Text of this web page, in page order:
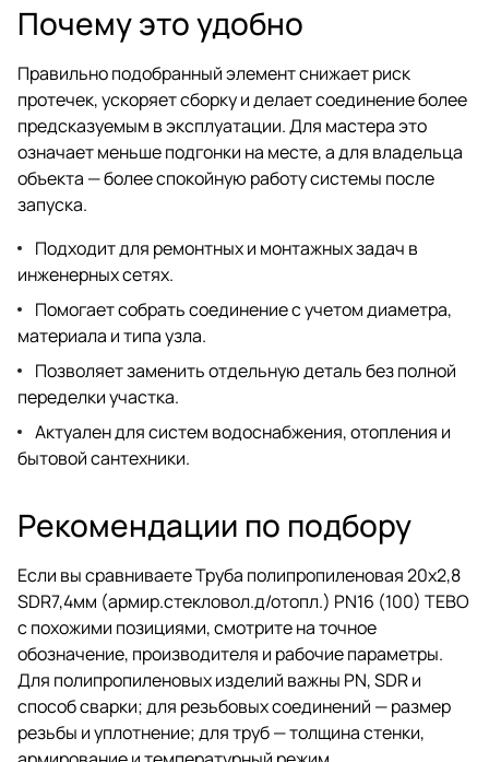
Почему это удобно
Правильно подобранный элемент снижает риск
протечек, ускоряет сборку и делает соединение более
предсказуемым в эксплуатации. Для мастера это
означает меньше подгонки на месте, а для владельца
объекта — более спокойную работу системы после
запуска.
Подходит для ремонтных и монтажных задач в
инженерных сетях.
Помогает собрать соединение с учетом диаметра,
материала и типа узла.
Позволяет заменить отдельную деталь без полной
переделки участка.
Актуален для систем водоснабжения, отопления и
бытовой сантехники.
Рекомендации по подбору
Если вы сравниваете Труба полипропиленовая 20х2,8
SDR7,4мм (армир.стекловол.д/отопл.) PN16 (100) TEBO
с похожими позициями, смотрите на точное
обозначение, производителя и рабочие параметры.
Для полипропиленовых изделий важны PN, SDR и
способ сварки; для резьбовых соединений — размер
резьбы и уплотнение; для труб — толщина стенки,